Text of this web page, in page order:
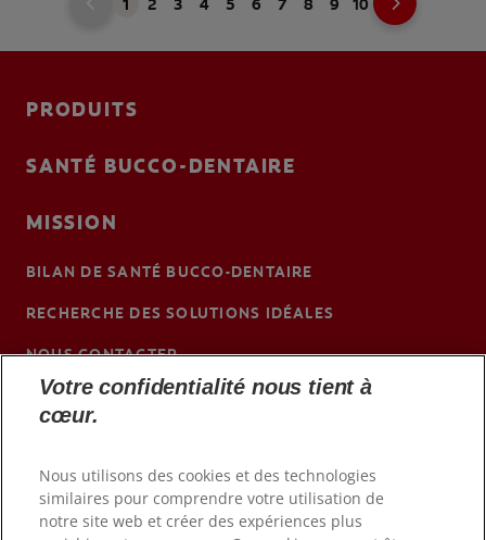
PRODUITS
SANTÉ BUCCO-DENTAIRE
MISSION
BILAN DE SANTÉ BUCCO-DENTAIRE
RECHERCHE DES SOLUTIONS IDÉALES
NOUS CONTACTER
BE (FR)
Votre confidentialité nous tient à
cœur.
Nous utilisons des cookies et des technologies
similaires pour comprendre votre utilisation de
notre site web et créer des expériences plus